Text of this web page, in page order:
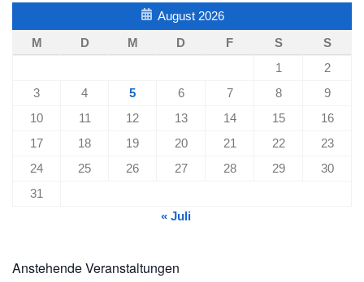
August 2026
M
D M D F S
S
1
2
3
4 5 6 7 8
9
10
11 12 13 14 15
16
17
18 19 20 21 22
23
24
25 26 27 28 29
30
31
« Juli
Anstehende Veranstaltungen